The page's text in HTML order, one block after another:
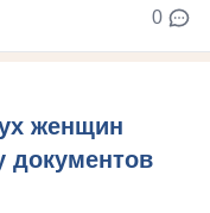
0
женщин
документов